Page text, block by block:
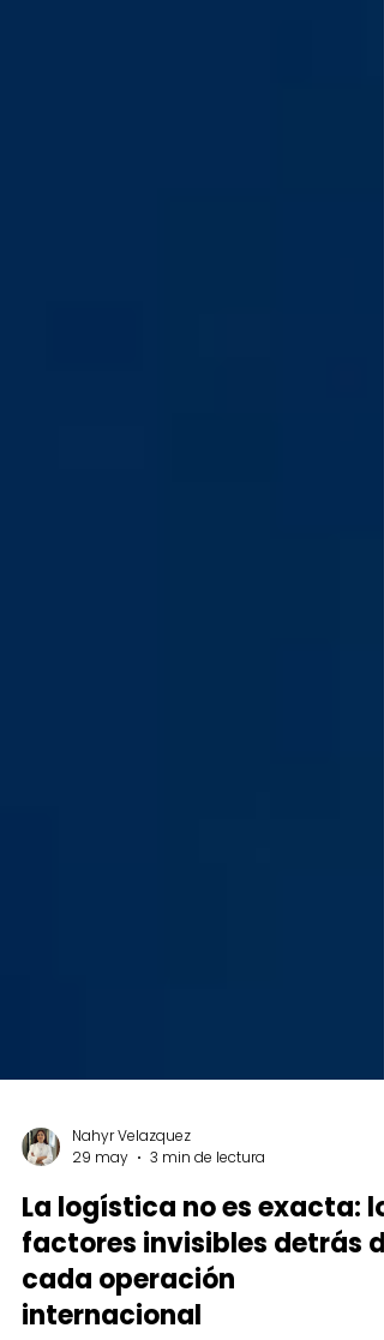
Nahyr Velazquez
29 may
3 min de lectura
La logística no es exacta:
factores invisibles detrás de